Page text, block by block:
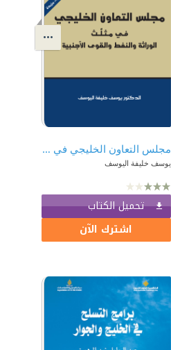
مجلس التعاون الخليجي في مثلث الوراثة و النفط و القوى الأجنبية
يوسف خليفة اليوسف
تحميل الكتاب
اشترك الآن